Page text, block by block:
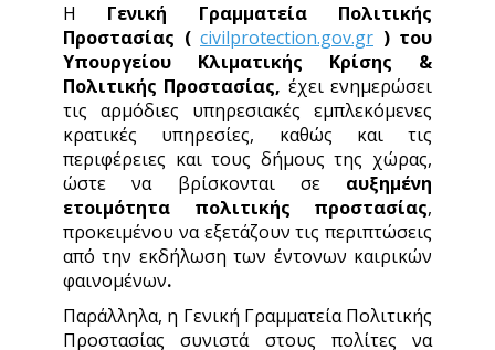
Η Γενική Γραμματεία Πολιτικής
Προστασίας ( civilprotection.gov.gr ) του
Υπουργείου Κλιματικής Κρίσης &
Πολιτικής Προστασίας, έχει ενημερώσει
τις αρμόδιες υπηρεσιακές εμπλεκόμενες
κρατικές υπηρεσίες, καθώς και τις
περιφέρειες και τους δήμους της χώρας,
ώστε να βρίσκονται σε αυξημένη
ετοιμότητα πολιτικής προστασίας,
προκειμένου να εξετάζουν τις περιπτώσεις
από την εκδήλωση των έντονων καιρικών
φαινομένων.
Παράλληλα, η Γενική Γραμματεία Πολιτικής
Προστασίας συνιστά στους πολίτες να